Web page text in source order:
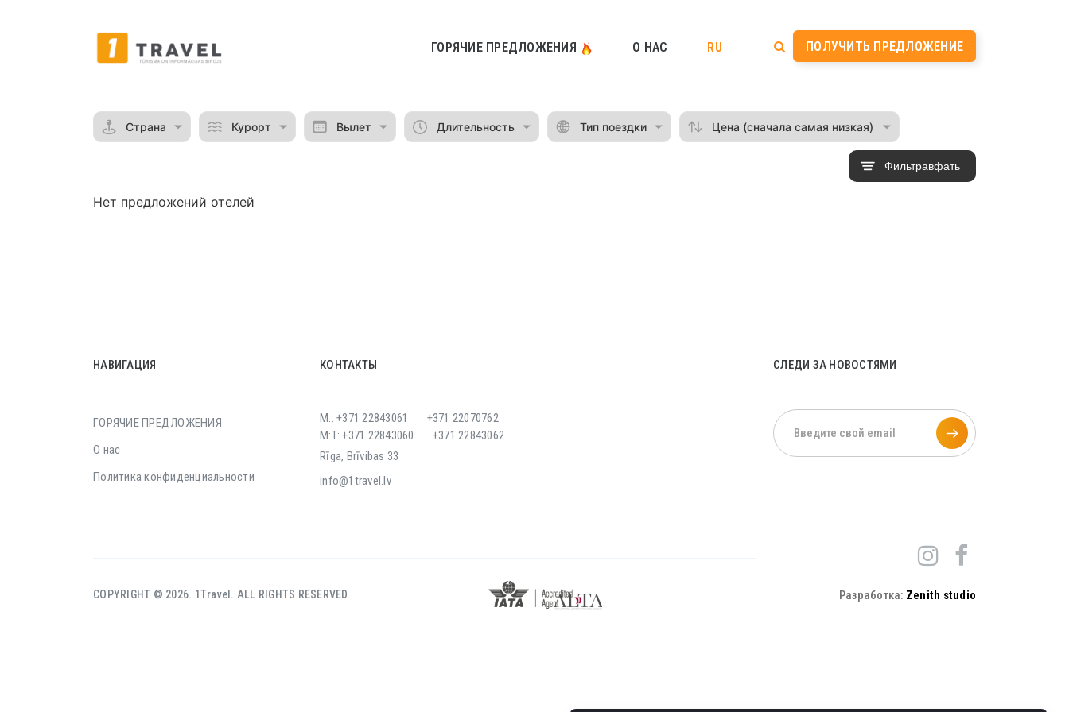
ПОЛУЧИТЬ ПРЕДЛОЖЕНИЕ
ГОРЯЧИЕ ПРЕДЛОЖЕНИЯ О НАС RU
НАВИГАЦИЯ
ГОРЯЧИЕ ПРЕДЛОЖЕНИЯ
О нас
Политика конфиденциальности
КОНТАКТЫ
M:: +371 22843061
+371 22070762
M:T: +371 22843060
+371 22843062
Rīga, Brīvibas 33
info@1travel.lv
СЛЕДИ ЗА НОВОСТЯМИ
COPYRIGHT © 2026. 1Travel. ALL RIGHTS RESERVED Разработка: Zenith studio